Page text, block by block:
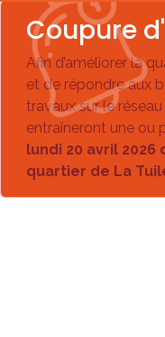
Coupure
Afin d’améliorer la
et de répondre aux
travaux sur le
entraîneront une ou
lundi 20 avril 2026
quartier de La